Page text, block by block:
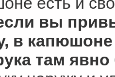
вы
в
там